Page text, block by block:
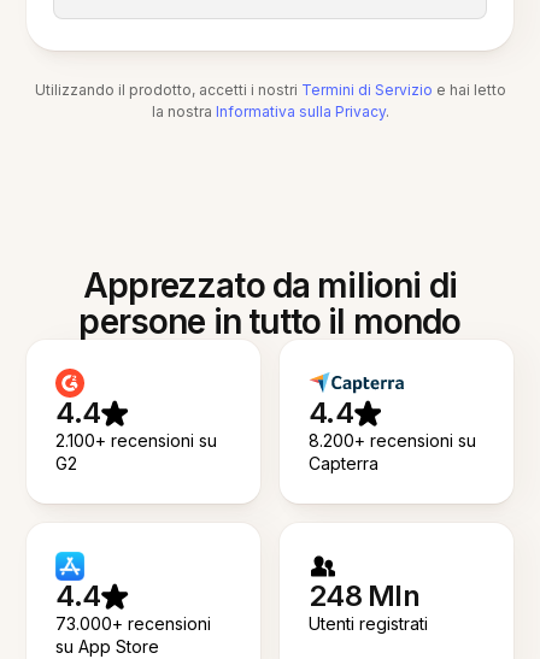
Utilizzando il prodotto, accetti i nostri Termini di Servizio e hai letto
la nostra Informativa sulla Privacy.
Apprezzato da milioni di
persone in tutto il mondo
4.4
2.100+ recensioni su
G2
4.4
8.200+ recensioni su
Capterra
4.4
73.000+ recensioni
su App Store
248 Mln
Utenti registrati